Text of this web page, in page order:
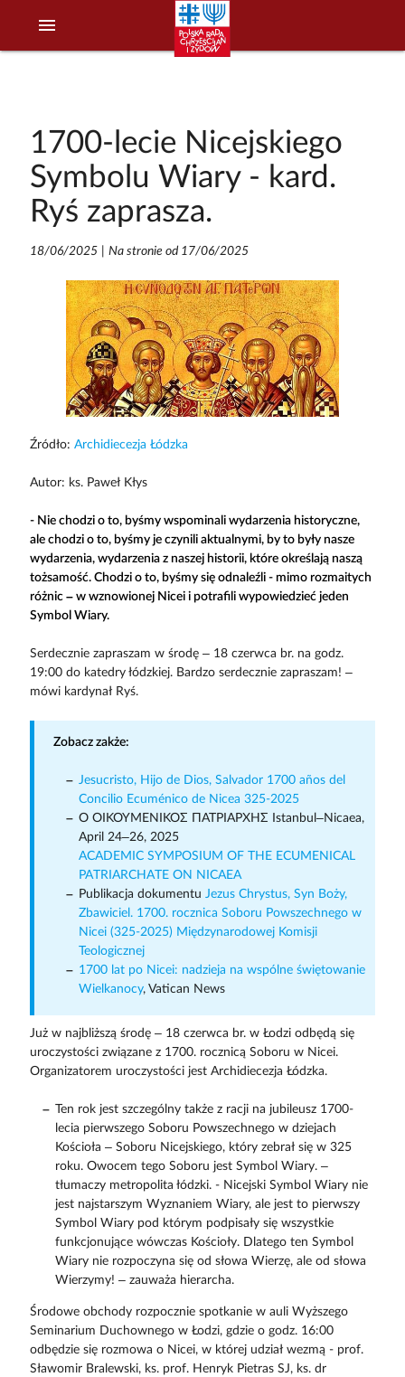
menu
1700-lecie Nicejskiego
Symbolu Wiary - kard.
Ryś zaprasza.
18/06/2025 Na stronie od 17/06/2025
Źródło: Archidiecezja Łódzka
Autor: ks. Paweł Kłys
- Nie chodzi o to, byśmy wspominali wydarzenia historyczne,
ale chodzi o to, byśmy je czynili aktualnymi, by to były nasze
wydarzenia, wydarzenia z naszej historii, które określają naszą
tożsamość. Chodzi o to, byśmy się odnaleźli - mimo rozmaitych
różnic – w wznowionej Nicei i potrafili wypowiedzieć jeden
Symbol Wiary.
Serdecznie zapraszam w środę – 18 czerwca br. na godz.
19:00 do katedry łódzkiej. Bardzo serdecznie zapraszam! –
mówi kardynał Ryś.
Zobacz zakże:
Jesucristo, Hijo de Dios, Salvador 1700 años del
Concilio Ecuménico de Nicea 325-2025
Ο ΟΙΚΟΥΜΕΝΙΚΟΣ ΠΑΤΡΙΑΡΧΗΣ Istanbul–Nicaea,
April 24–26, 2025
ACADEMIC SYMPOSIUM OF THE ECUMENICAL
PATRIARCHATE ON NICAEA
Publikacja dokumentu Jezus Chrystus, Syn Boży,
Zbawiciel. 1700. rocznica Soboru Powszechnego w
Nicei (325-2025) Międzynarodowej Komisji
Teologicznej
1700 lat po Nicei: nadzieja na wspólne świętowanie
Wielkanocy, Vatican News
Już w najbliższą środę – 18 czerwca br. w Łodzi odbędą się
uroczystości związane z 1700. rocznicą Soboru w Nicei.
Organizatorem uroczystości jest Archidiecezja Łódzka.
Ten rok jest szczególny także z racji na jubileusz 1700-
lecia pierwszego Soboru Powszechnego w dziejach
Kościoła – Soboru Nicejskiego, który zebrał się w 325
roku. Owocem tego Soboru jest Symbol Wiary. –
tłumaczy metropolita łódzki. - Nicejski Symbol Wiary nie
jest najstarszym Wyznaniem Wiary, ale jest to pierwszy
Symbol Wiary pod którym podpisały się wszystkie
funkcjonujące wówczas Kościoły. Dlatego ten Symbol
Wiary nie rozpoczyna się od słowa Wierzę, ale od słowa
Wierzymy! – zauważa hierarcha.
Środowe obchody rozpocznie spotkanie w auli Wyższego
Seminarium Duchownego w Łodzi, gdzie o godz. 16:00
odbędzie się rozmowa o Nicei, w której udział wezmą - prof.
Sławomir Bralewski, ks. prof. Henryk Pietras SJ, ks. dr